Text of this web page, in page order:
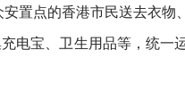
置点的香港市民送去衣物
电宝、卫生用品等，统一